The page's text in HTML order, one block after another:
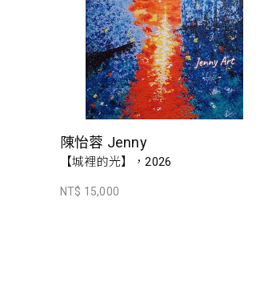
陳怡蓉 Jenny
【城裡的光】，2026
NT$ 15,000